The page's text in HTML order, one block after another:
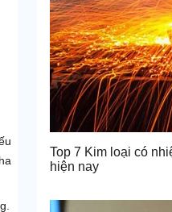
Top 7 Kim loại có
hiện nay